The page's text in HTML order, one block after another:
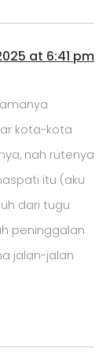
at 6:41 pm
kota-kota
nah rutenya
itu (aku
dari tugu
peninggalan
jalan-jalan